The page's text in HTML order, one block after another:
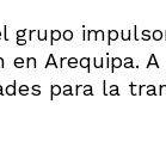
grupo
Arequipa.
para la